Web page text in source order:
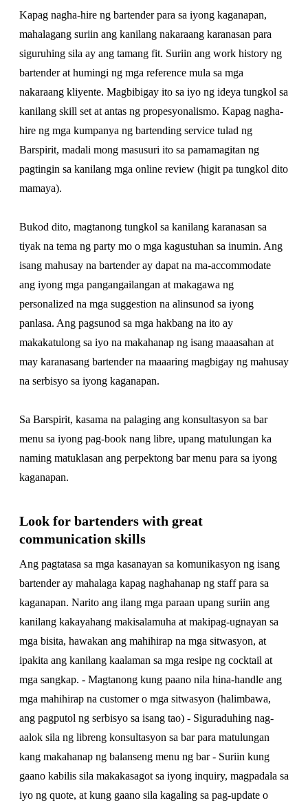
Kapag nagha-hire ng bartender para sa iyong kaganapan,
mahalagang suriin ang kanilang nakaraang karanasan para
siguruhing sila ay ang tamang fit. Suriin ang work history ng
bartender at humingi ng mga reference mula sa mga
nakaraang kliyente. Magbibigay ito sa iyo ng ideya tungkol sa
kanilang skill set at antas ng propesyonalismo. Kapag nagha-
hire ng mga kumpanya ng bartending service tulad ng
Barspirit, madali mong masusuri ito sa pamamagitan ng
pagtingin sa kanilang mga online review (higit pa tungkol dito
mamaya).
Bukod dito, magtanong tungkol sa kanilang karanasan sa
tiyak na tema ng party mo o mga kagustuhan sa inumin. Ang
isang mahusay na bartender ay dapat na ma-accommodate
ang iyong mga pangangailangan at makagawa ng
personalized na mga suggestion na alinsunod sa iyong
panlasa. Ang pagsunod sa mga hakbang na ito ay
makakatulong sa iyo na makahanap ng isang maaasahan at
may karanasang bartender na maaaring magbigay ng mahusay
na serbisyo sa iyong kaganapan.
Sa Barspirit, kasama na palaging ang konsultasyon sa bar
menu sa iyong pag-book nang libre, upang matulungan ka
naming matuklasan ang perpektong bar menu para sa iyong
kaganapan.
Look for bartenders with great
communication skills
Ang pagtatasa sa mga kasanayan sa komunikasyon ng isang
bartender ay mahalaga kapag naghahanap ng staff para sa
kaganapan. Narito ang ilang mga paraan upang suriin ang
kanilang kakayahang makisalamuha at makipag-ugnayan sa
mga bisita, hawakan ang mahihirap na mga sitwasyon, at
ipakita ang kanilang kaalaman sa mga resipe ng cocktail at
mga sangkap. - Magtanong kung paano nila hina-handle ang
mga mahihirap na customer o mga sitwasyon (halimbawa,
ang pagputol ng serbisyo sa isang tao) - Siguraduhing nag-
aalok sila ng libreng konsultasyon sa bar para matulungan
kang makahanap ng balanseng menu ng bar - Suriin kung
gaano kabilis sila makakasagot sa iyong inquiry, magpadala sa
iyo ng quote, at kung gaano sila kagaling sa pag-update o